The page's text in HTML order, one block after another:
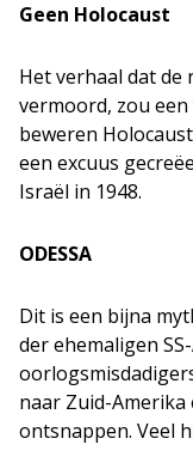
Geen Holocaust
Het verhaal dat de
vermoord, zou
beweren
een excuus
Israël in 1948.
ODESSA
Dit is een bijna
der ehemaligen
naar Zuid-
ontsnappen. Veel